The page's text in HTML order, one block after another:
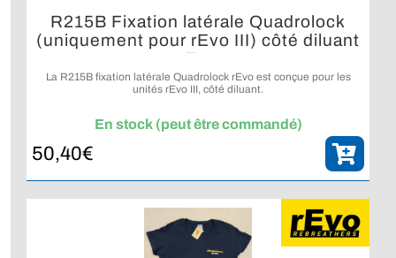
R215B Fixation latérale Quadrolock
(uniquement pour rEvo III) côté diluant
rEvo
La R215B fixation latérale Quadrolock rEvo est conçue pour les
unités rEvo III, côté diluant.
En stock (peut être commandé)
50,40€